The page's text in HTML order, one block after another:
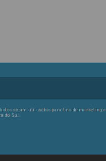
sejam utilizados para fins de marketing e
do Sul.